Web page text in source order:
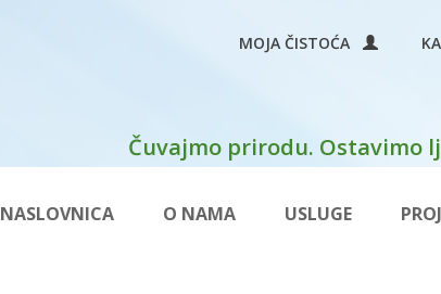
MOJA ČISTOĆA
Čuvajmo prirodu. Ostavimo
NASLOVNICA O NAMA USLUGE